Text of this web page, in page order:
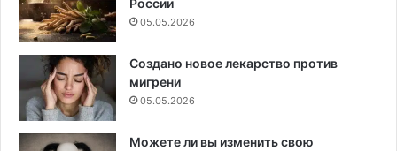
05.05.2026
Создано новое лекарство против
мигрени
05.05.2026
Можете ли вы изменить свою